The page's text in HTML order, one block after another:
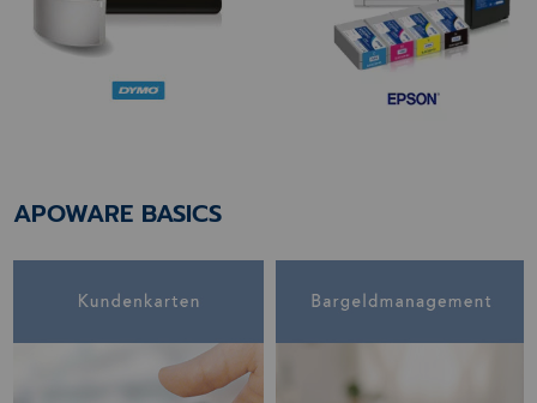
APOWARE BASICS